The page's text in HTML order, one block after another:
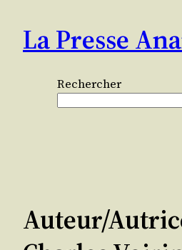
contenu
La Presse
Rechercher
Auteur/